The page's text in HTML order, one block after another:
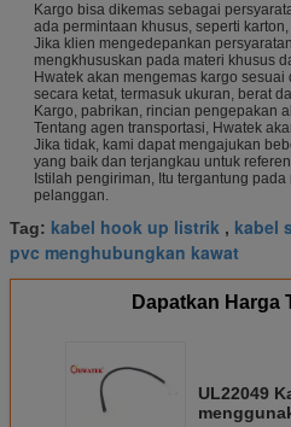
Kargo bisa dikemas sebagai
ada permintaan khusus, seperti
Jika klien mengedepankan
mengkhususkan pada materi khusus
Hwatek akan mengemas kargo
secara ketat, termasuk ukuran, berat
Kargo, pabrikan, rincian pengepakan
Tentang agen transportasi, Hwatek
Jika tidak, kami dapat mengajukan
yang baik dan terjangkau untuk
Istilah pengiriman, Itu tergantung
pelanggan.
Tag: kabel hook up listrik , kabel
pvc menghubungkan kawat
Dapatkan Harga
UL22049